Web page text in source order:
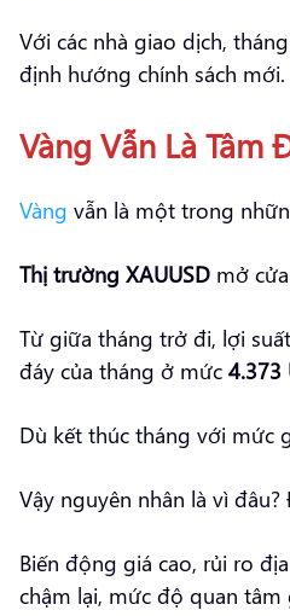
Với các nhà giao dịch,
định hướng chính sách mới.
Vàng Vẫn Là
Vàng vẫn là một trong
Thị trường XAUUSD mở
Từ giữa tháng trở đi, lợi
đáy của tháng ở mức 4.373
Dù kết thúc tháng với mức
Vậy nguyên nhân là vì
Biến động giá cao, rủi ro
chậm lại, mức độ quan